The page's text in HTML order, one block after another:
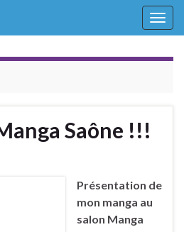
Saône !!!
Présentation de
mon manga au
salon Manga